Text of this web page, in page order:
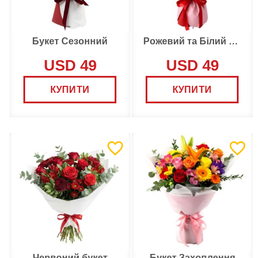
Букет Сезонний
USD 49
КУПИТИ
Рожевий та Білий Букет
USD 49
КУПИТИ